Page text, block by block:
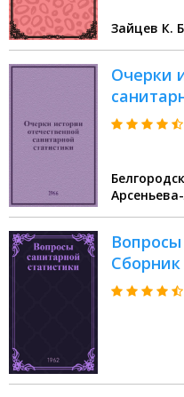
Зайцев К.
Очерки
Белгородская
Сборник